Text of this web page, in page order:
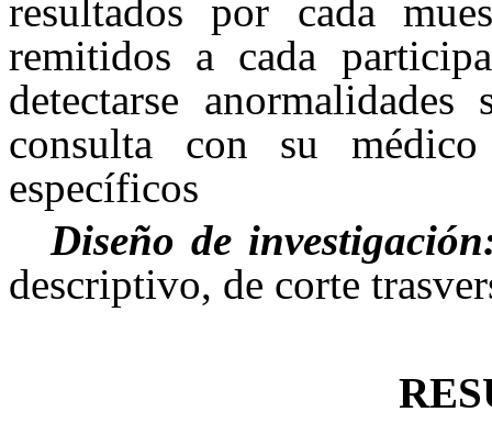
resultados por cada
remitidos a cada
detectarse
consulta con su
específicos
Diseño de
descriptivo, de corte